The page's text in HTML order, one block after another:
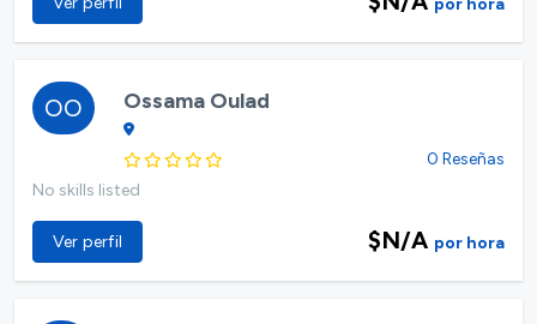
OO Ossama Oulad
0 Reseñas
No skills listed
Ver perfil $N/A por hora